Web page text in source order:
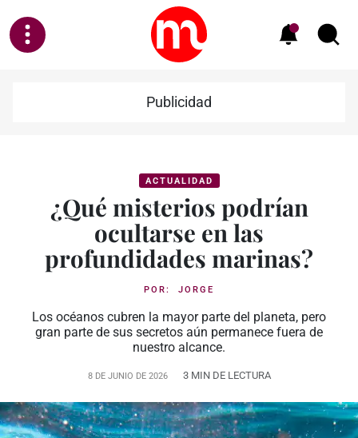
Publicidad
ACTUALIDAD
¿Qué misterios podrían
ocultarse en las
profundidades marinas?
POR: JORGE
Los océanos cubren la mayor parte del planeta, pero
gran parte de sus secretos aún permanece fuera de
nuestro alcance.
8 DE JUNIO DE 2026 3 MIN DE LECTURA